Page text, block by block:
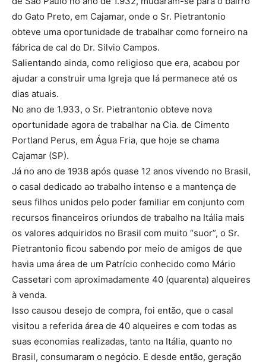
do Gato Preto, em Cajamar, onde o Sr. Pietrantonio
obteve uma oportunidade de trabalhar como forneiro na
fábrica de cal do Dr. Silvio Campos.
Salientando ainda, como religioso que era, acabou por
ajudar a construir uma Igreja que lá permanece até os
dias atuais.
No ano de 1.933, o Sr. Pietrantonio obteve nova
oportunidade agora de trabalhar na Cia. de Cimento
Portland Perus, em Água Fria, que hoje se chama
Cajamar (SP).
Já no ano de 1938 após quase 12 anos vivendo no Brasil,
o casal dedicado ao trabalho intenso e a mantença de
seus filhos unidos pelo poder familiar em conjunto com
recursos financeiros oriundos de trabalho na Itália mais
os valores adquiridos no Brasil com muito “suor”, o Sr.
Pietrantonio ficou sabendo por meio de amigos de que
havia uma área de um Patrício conhecido como Mário
Cassetari com aproximadamente 40 (quarenta) alqueires
à venda.
Isso causou desejo de compra, foi então, que o casal
visitou a referida área de 40 alqueires e com todas as
suas economias realizadas, tanto na Itália, quanto no
Brasil, consumaram o negócio. E desde então, geração